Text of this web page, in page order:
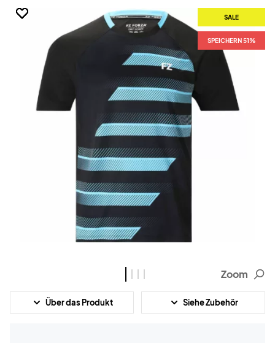
SALE
SPEICHERN 51%
SALE
SPEICHERN 51%
SALE
SPEICHERN 51%
SALE
SPEICHERN 51%
Zoom
Über das Produkt Siehe Zubehör